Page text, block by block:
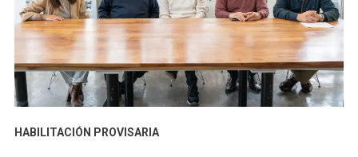
HABILITACIÓN PROVISARIA